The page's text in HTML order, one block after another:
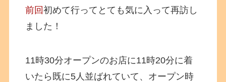
前回初めて行ってとても気に入って再訪し
ました！
11時30分オープンのお店に11時20分に着
いたら既に5人並ばれていて、オープン時